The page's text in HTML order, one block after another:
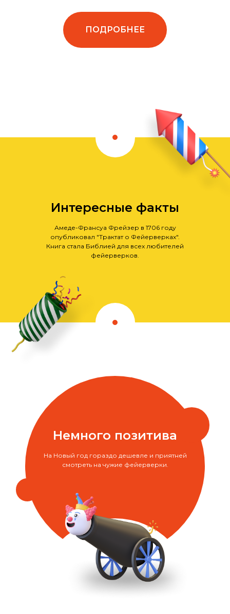
ПОДРОБНЕЕ
Амеде-Франсуа Фрейзер в 1706 году
опубликовал "Трактат о Фейерверках".
Книга стала Библией для всех любителей
фейерверков.
Интересные факты
Немного позитива
На Новый год гораздо дешевле и приятней
смотреть на чужие фейерверки.